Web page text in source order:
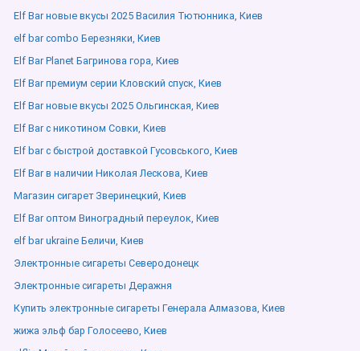
Elf Bar новые вкусы 2025 Василия Тютюнника, Киев
elf bar combo Березняки, Киев
Elf Bar Planet Багринова гора, Киев
Elf Bar премиум серии Кловский спуск, Киев
Elf Bar новые вкусы 2025 Ольгинская, Киев
Elf Bar с никотином Совки, Киев
Elf bar с быстрой доставкой Гусовського, Киев
Elf Bar в наличии Николая Лескова, Киев
Магазин сигарет Зверинецкий, Киев
Elf Bar оптом Виноградный переулок, Киев
elf bar ukraine Беличи, Киев
Электронные сигареты Северодонецк
Электронные сигареты Деражня
Купить электронные сигареты Генерала Алмазова, Киев
жижа эльф бар Голосеево, Киев